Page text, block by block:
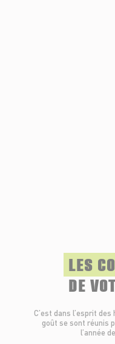
LES
DE
C’est dans l’esprit
goût se sont réunis
l’année